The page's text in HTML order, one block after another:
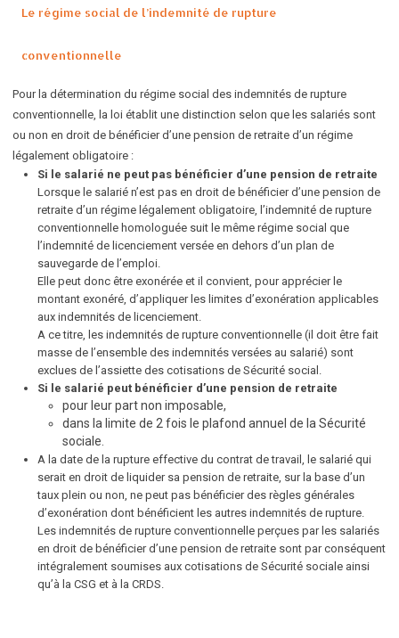
Le régime social de l’indemnité de rupture
conventionnelle
Pour la détermination du régime social des indemnités de rupture
conventionnelle, la loi établit une distinction selon que les salariés sont
ou non en droit de bénéficier d’une pension de retraite d’un régime
légalement obligatoire :
Si le salarié ne peut pas bénéficier d’une pension de retraite
Lorsque le salarié n’est pas en droit de bénéficier d’une pension de
retraite d’un régime légalement obligatoire, l’indemnité de rupture
conventionnelle homologuée suit le même régime social que
l’indemnité de licenciement versée en dehors d’un plan de
sauvegarde de l’emploi.
Elle peut donc être exonérée et il convient, pour apprécier le
montant exonéré, d’appliquer les limites d’exonération applicables
aux indemnités de licenciement.
A ce titre, les indemnités de rupture conventionnelle (il doit être fait
masse de l’ensemble des indemnités versées au salarié) sont
exclues de l’assiette des cotisations de Sécurité social.
Si le salarié peut bénéficier d’une pension de retraite
pour leur part non imposable,
dans la limite de 2 fois le plafond annuel de la Sécurité
sociale.
A la date de la rupture effective du contrat de travail, le salarié qui
serait en droit de liquider sa pension de retraite, sur la base d’un
taux plein ou non, ne peut pas bénéficier des règles générales
d’exonération dont bénéficient les autres indemnités de rupture.
Les indemnités de rupture conventionnelle perçues par les salariés
en droit de bénéficier d’une pension de retraite sont par conséquent
intégralement soumises aux cotisations de Sécurité sociale ainsi
qu’à la CSG et à la CRDS.